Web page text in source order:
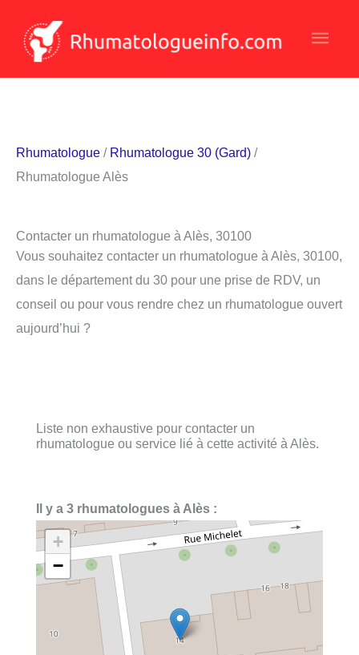
contenu
Rhumatologue / Rhumatologue 30 (Gard) /
Rhumatologue Alès
Contacter un rhumatologue à Alès, 30100
Vous souhaitez contacter un rhumatologue à Alès, 30100,
dans le département du 30 pour une prise de RDV, un
conseil ou pour vous rendre chez un rhumatologue ouvert
aujourd’hui ?
Liste non exhaustive pour contacter un
rhumatologue ou service lié à cette activité à Alès.
Il y a 3 rhumatologues à Alès :
+
−